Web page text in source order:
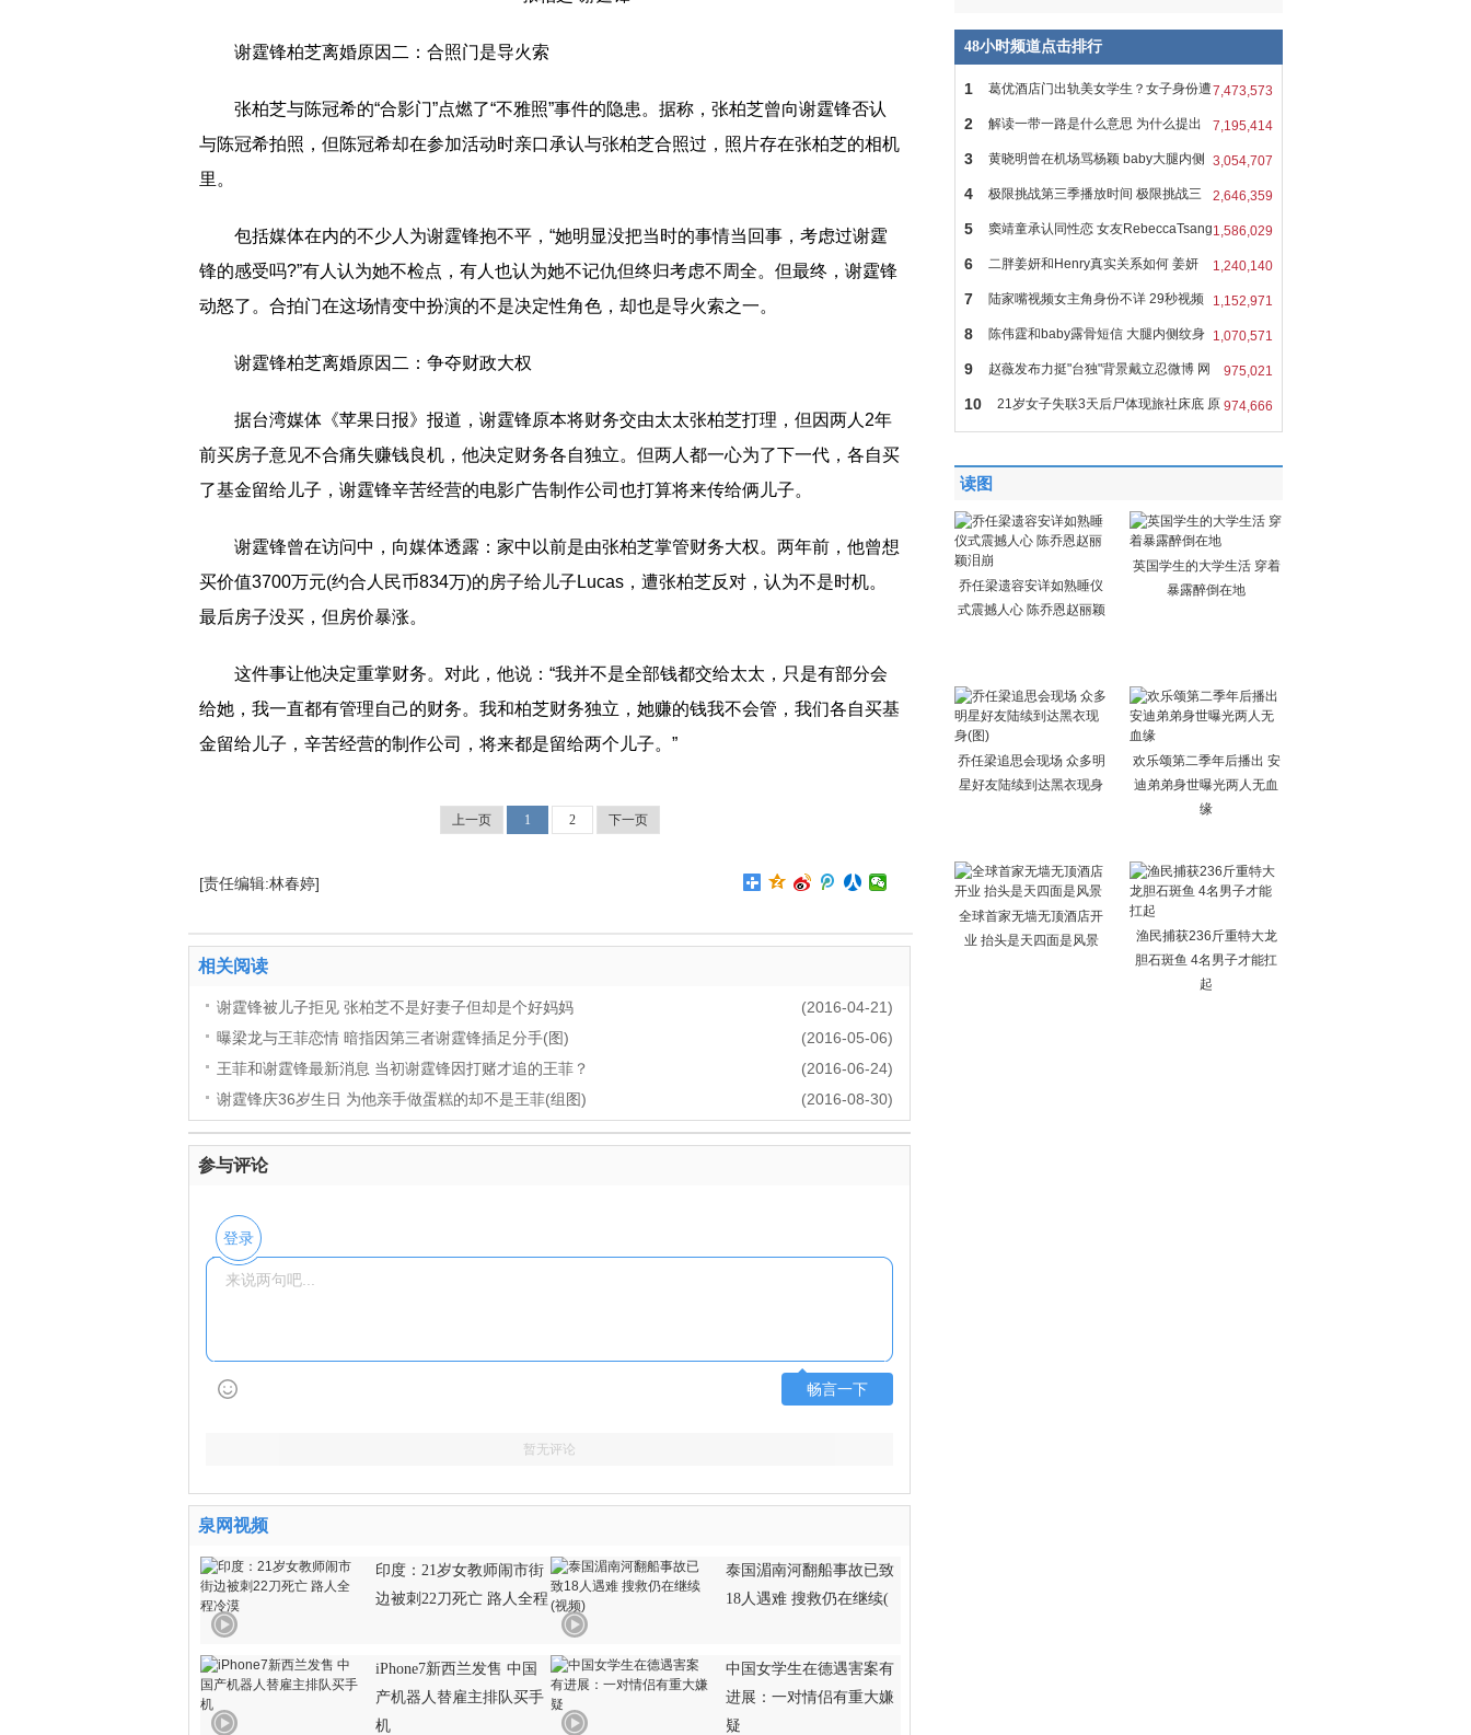
谢霆锋柏芝离婚原因二：合照门是导火索
张柏芝与陈冠希的“合影门”点燃了“不雅照”事件的隐患。据称，张柏芝曾向谢霆锋否认
与陈冠希拍照，但陈冠希却在参加活动时亲口承认与张柏芝合照过，照片存在张柏芝的相机
里。
包括媒体在内的不少人为谢霆锋抱不平，“她明显没把当时的事情当回事，考虑过谢霆
锋的感受吗?”有人认为她不检点，有人也认为她不记仇但终归考虑不周全。但最终，谢霆锋
动怒了。合拍门在这场情变中扮演的不是决定性角色，却也是导火索之一。
谢霆锋柏芝离婚原因二：争夺财政大权
据台湾媒体《苹果日报》报道，谢霆锋原本将财务交由太太张柏芝打理，但因两人2年
前买房子意见不合痛失赚钱良机，他决定财务各自独立。但两人都一心为了下一代，各自买
了基金留给儿子，谢霆锋辛苦经营的电影广告制作公司也打算将来传给俩儿子。
谢霆锋曾在访问中，向媒体透露：家中以前是由张柏芝掌管财务大权。两年前，他曾想
买价值3700万元(约合人民币834万)的房子给儿子Lucas，遭张柏芝反对，认为不是时机。
最后房子没买，但房价暴涨。
这件事让他决定重掌财务。对此，他说：“我并不是全部钱都交给太太，只是有部分会
给她，我一直都有管理自己的财务。我和柏芝财务独立，她赚的钱我不会管，我们各自买基
金留给儿子，辛苦经营的制作公司，将来都是留给两个儿子。”
上一页 1 2 下一页
[责任编辑:林春婷]
相关阅读
(2016-04-21)
谢霆锋被儿子拒见 张柏芝不是好妻子但却是个好妈妈
(2016-05-06)
曝梁龙与王菲恋情 暗指因第三者谢霆锋插足分手(图)
(2016-06-24)
王菲和谢霆锋最新消息 当初谢霆锋因打赌才追的王菲？
(2016-08-30)
谢霆锋庆36岁生日 为他亲手做蛋糕的却不是王菲(组图)
参与评论
登录
畅言一下
暂无评论
泉网视频
印度：21岁女教师闹市街
边被刺22刀死亡 路人全程
泰国湄南河翻船事故已致
18人遇难 搜救仍在继续(
iPhone7新西兰发售 中国
产机器人替雇主排队买手
机
中国女学生在德遇害案有
进展：一对情侣有重大嫌
疑
48小时频道点击排行
7,473,573
1 葛优酒店门出轨美女学生？女子身份遭
人 7,195,414
2 解读一带一路是什么意思 为什么提出
一 3,054,707
3 黄晓明曾在机场骂杨颖 baby大腿内侧
纹 2,646,359
4 极限挑战第三季播放时间 极限挑战三
的 1,586,029
5 窦靖童承认同性恋 女友RebeccaTsang
照 1,240,140
6 二胖姜妍和Henry真实关系如何 姜妍
Henr 1,152,971
7 陆家嘴视频女主角身份不详 29秒视频
资 1,070,571
8 陈伟霆和baby露骨短信 大腿内侧纹身
曝 975,021
9 赵薇发布力挺"台独"背景戴立忍微博 网
974,666
10 21岁女子失联3天后尸体现旅社床底 原
因
读图
乔任梁遗容安详如熟睡仪
式震撼人心 陈乔恩赵丽颖
英国学生的大学生活 穿着
暴露醉倒在地
乔任梁追思会现场 众多明
星好友陆续到达黑衣现身
欢乐颂第二季年后播出 安
迪弟弟身世曝光两人无血
缘
全球首家无墙无顶酒店开
业 抬头是天四面是风景
渔民捕获236斤重特大龙
胆石斑鱼 4名男子才能扛
起